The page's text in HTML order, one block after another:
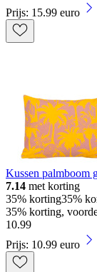
Prijs: 15.99 euro
Kussen palmboom
7.14 met korting
35% korting35%
35% korting,
10.99
Prijs: 10.99 euro